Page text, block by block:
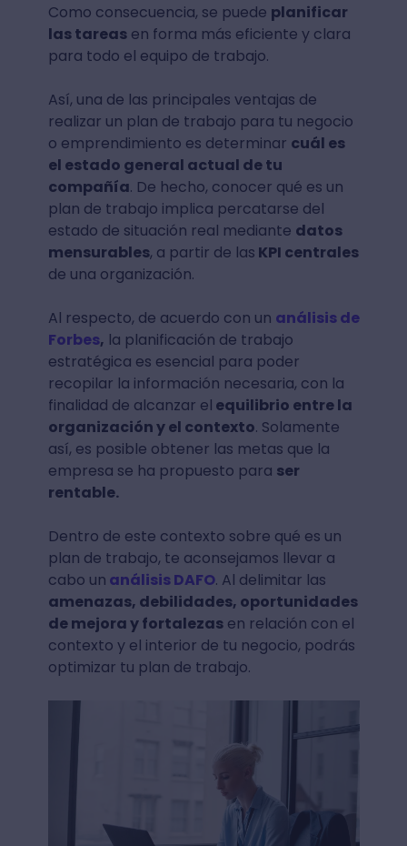
Como consecuencia, se puede planificar
las tareasen forma más eficiente y clara
para todo el equipo de trabajo.
Así, una de las principales ventajas de
realizar un plan de trabajo para tu negocio
o emprendimiento es determinar cuál es
el estado general actual de tu
compañía. De hecho, conocer qué es un
plan de trabajo implica percatarse del
estado de situación real mediante datos
mensurables, a partir de las KPI centrales
de una organización.
Al respecto, de acuerdo con un análisis de
Forbes, la planificación de trabajo
estratégica es esencial para poder
recopilar la información necesaria, con la
finalidad de alcanzar el equilibrio entre la
organización y el contexto. Solamente
así, es posible obtener las metas que la
empresa se ha propuesto para ser
rentable.
Dentro de este contexto sobre qué es un
plan de trabajo, te aconsejamos llevar a
cabo un análisis DAFO. Al delimitar las
amenazas, debilidades, oportunidades
de mejora y fortalezasen relación con el
contexto y el interior de tu negocio, podrás
optimizar tu plan de trabajo.